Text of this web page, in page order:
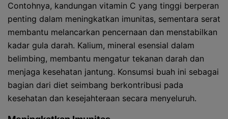
Contohnya, kandungan vitamin C yang tinggi berperan
penting dalam meningkatkan imunitas, sementara serat
membantu melancarkan pencernaan dan menstabilkan
kadar gula darah. Kalium, mineral esensial dalam
belimbing, membantu mengatur tekanan darah dan
menjaga kesehatan jantung. Konsumsi buah ini sebagai
bagian dari diet seimbang berkontribusi pada
kesehatan dan kesejahteraan secara menyeluruh.